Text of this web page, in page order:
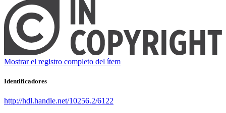
Mostrar el registro completo del ítem
Identificadores
http://hdl.handle.net/10256.2/6122